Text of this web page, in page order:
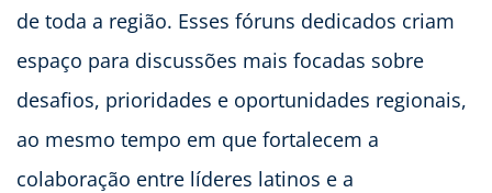
de toda a região. Esses fóruns dedicados criam
espaço para discussões mais focadas sobre
desafios, prioridades e oportunidades regionais,
ao mesmo tempo em que fortalecem a
colaboração entre líderes latinos e a